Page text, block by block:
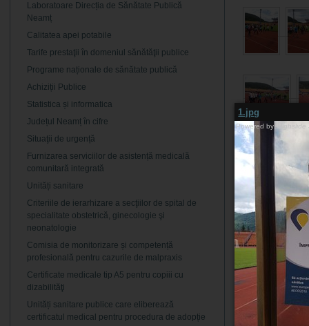
Laboratoare Direcția de Sănătate Publică
Neamț
Calitatea apei potabile
Tarife prestaţii în domeniul sănătăţii publice
Programe naționale de sănătate publică
Achiziții Publice
Statistica și informatica
Județul Neamț în cifre
Situaţii de urgență
Furnizarea serviciilor de asistență medicală
comunitară integrată
Unități sanitare
Criteriile de ierarhizare a secţiilor de spital de
specialitate obstetrică, ginecologie şi
neonatologie
Comisia de monitorizare și competență
profesională pentru cazurile de malpraxis
Certificate medicale tip A5 pentru copiii cu
dizabilităţi
Unități sanitare publice care eliberează
certificatul medical pentru procedura de adopție
1.jpg
Powered by Highslide